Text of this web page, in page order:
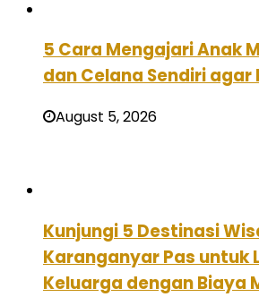
5 Cara Mengajari Anak
dan Celana Sendiri agar
August 5, 2026
Kunjungi 5 Destinasi
Karanganyar Pas untuk
Keluarga dengan Biaya